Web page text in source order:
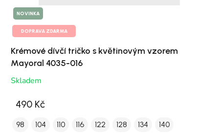
NOVINKA
DOPRAVA ZDARMA
Krémové dívčí tričko s květinovým vzorem
Mayoral 4035-016
Skladem
490 Kč
98 104 110 116 122 128 134 140